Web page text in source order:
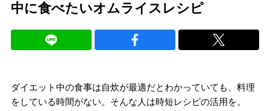
中に食べたいオムライスレシピ
ダイエット中の食事は自炊が最適だとわかっていても、料理
をしている時間がない。そんな人は時短レシピの活用を。